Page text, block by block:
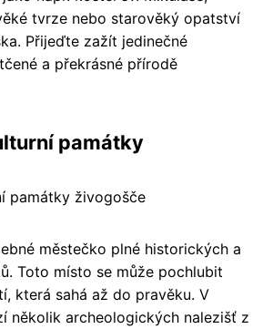
tvrze nebo starověký opatství
Přijeďte zažít jedinečné
a překrásné přírodě
památky
památky živogošče
městečko plné historických a
Toto místo se může pochlubit
která sahá až do pravěku. V
několik archeologických nalezišť z